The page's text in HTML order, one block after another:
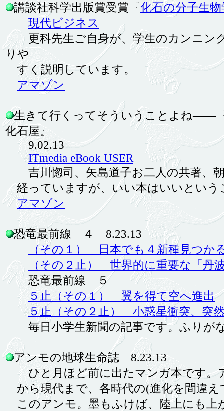
講談社科学出版賞受賞『化石の分子生物
現代ビジネス
更科先生ご自身が、学生のカンニン
りや
すく説明しています。
アマゾン
生きて行くってそういうことよね――
化石屋』
9.02.13
ITmedia eBook USER
吉川惚司、矢島道子お二人の共著、
経っていますが、いい本はいいという
アマゾン
恐竜最前線 ４ 8.23.13
（その１） 日本でも４新種見つか
（その２止） 世界的に重要な「丹
恐竜最前線 ５
５止（その１） 翼を得て空へ進出
５止（その２止） 小惑星衝突、突
毎日小学生新聞の記事です。ふりが
アンモの地球生命誌 8.23.13
ひと月ほど前に出たマンガ本です。
から現代まで、各時代の(進化を間違え
このアンモ。墨もふけば、陸上にも上